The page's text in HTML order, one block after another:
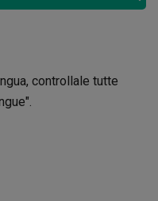
controllale tutte